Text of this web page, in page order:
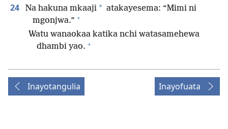
24 Na hakuna mkaaji * atakayesema: “Mimi ni
mgonjwa.” +
Watu wanaokaa katika nchi watasamehewa
dhambi yao. +
Inayotangulia Inayofuata